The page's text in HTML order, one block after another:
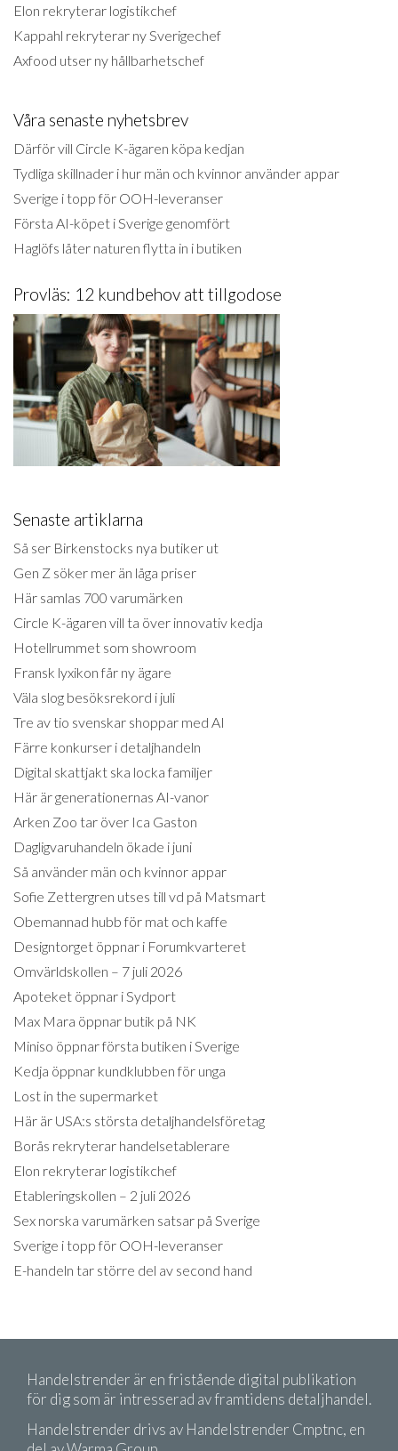
Elon rekryterar logistikchef
Kappahl rekryterar ny Sverigechef
Axfood utser ny hållbarhetschef
Våra senaste nyhetsbrev
Därför vill Circle K-ägaren köpa kedjan
Tydliga skillnader i hur män och kvinnor använder appar
Sverige i topp för OOH-leveranser
Första AI-köpet i Sverige genomfört
Haglöfs låter naturen flytta in i butiken
Provläs: 12 kundbehov att tillgodose
Senaste artiklarna
Så ser Birkenstocks nya butiker ut
Gen Z söker mer än låga priser
Här samlas 700 varumärken
Circle K-ägaren vill ta över innovativ kedja
Hotellrummet som showroom
Fransk lyxikon får ny ägare
Väla slog besöksrekord i juli
Tre av tio svenskar shoppar med AI
Färre konkurser i detaljhandeln
Digital skattjakt ska locka familjer
Här är generationernas AI-vanor
Arken Zoo tar över Ica Gaston
Dagligvaruhandeln ökade i juni
Så använder män och kvinnor appar
Sofie Zettergren utses till vd på Matsmart
Obemannad hubb för mat och kaffe
Designtorget öppnar i Forumkvarteret
Omvärldskollen – 7 juli 2026
Apoteket öppnar i Sydport
Max Mara öppnar butik på NK
Miniso öppnar första butiken i Sverige
Kedja öppnar kundklubben för unga
Lost in the supermarket
Här är USA:s största detaljhandelsföretag
Borås rekryterar handelsetablerare
Elon rekryterar logistikchef
Etableringskollen – 2 juli 2026
Sex norska varumärken satsar på Sverige
Sverige i topp för OOH-leveranser
E-handeln tar större del av second hand
Handelstrender är en fristående digital publikation
för dig som är intresserad av framtidens detaljhandel.
Handelstrender drivs av Handelstrender Cmptnc, en